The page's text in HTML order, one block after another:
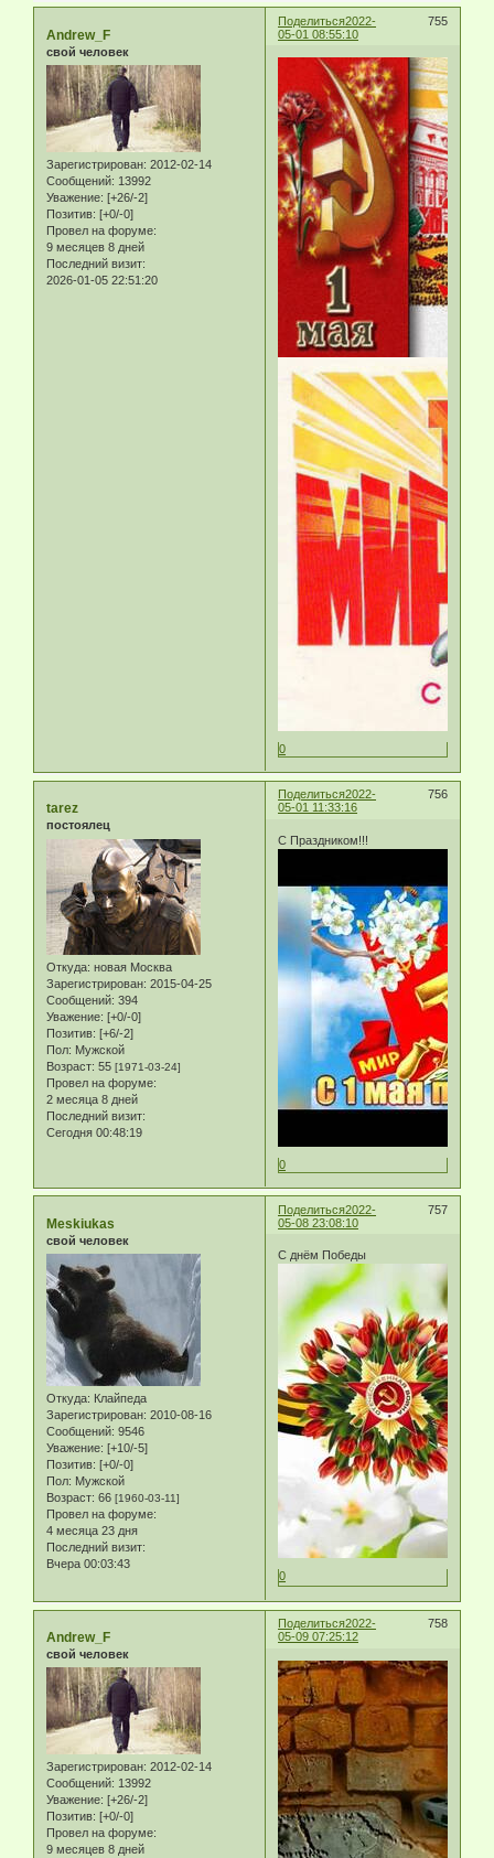
Поделиться 755
2022-
05-01 08:55:10
Andrew_F
свой человек
Зарегистрирован: 2012-02-14
Сообщений: 13992
Уважение: [+26/-2]
Позитив: [+0/-0]
Провел на форуме:
9 месяцев 8 дней
Последний визит:
2026-01-05 22:51:20
0
Поделиться 756
2022-
05-01 11:33:16
tarez
постоялец
Откуда: новая Москва
Зарегистрирован: 2015-04-25
Сообщений: 394
Уважение: [+0/-0]
Позитив: [+6/-2]
Пол: Мужской
Возраст: 55 [1971-03-24]
Провел на форуме:
2 месяца 8 дней
Последний визит:
Сегодня 00:48:19
С Праздником!!!
0
Поделиться 757
2022-
05-08 23:08:10
Meskiukas
свой человек
Откуда: Клайпеда
Зарегистрирован: 2010-08-16
Сообщений: 9546
Уважение: [+10/-5]
Позитив: [+0/-0]
Пол: Мужской
Возраст: 66 [1960-03-11]
Провел на форуме:
4 месяца 23 дня
Последний визит:
Вчера 00:03:43
С днём Победы
0
Поделиться 758
2022-
05-09 07:25:12
Andrew_F
свой человек
Зарегистрирован: 2012-02-14
Сообщений: 13992
Уважение: [+26/-2]
Позитив: [+0/-0]
Провел на форуме:
9 месяцев 8 дней